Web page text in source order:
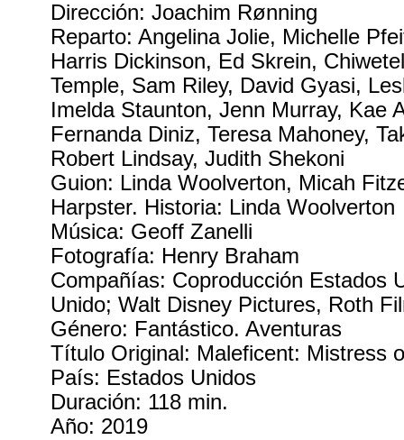
Dirección: Joachim Rønning
Reparto: Angelina Jolie, Michelle
Harris Dickinson, Ed Skrein,
Temple, Sam Riley, David Gyasi,
Imelda Staunton, Jenn Murray, Kae
Fernanda Diniz, Teresa Mahoney,
Robert Lindsay, Judith Shekoni
Guion: Linda Woolverton, Micah
Harpster. Historia: Linda Woolverton
Música: Geoff Zanelli
Fotografía: Henry Braham
Compañías: Coproducción Estados
Unido; Walt Disney Pictures, Roth
Género: Fantástico. Aventuras
Título Original: Maleficent: Mistress
País: Estados Unidos
Duración: 118 min.
Año: 2019